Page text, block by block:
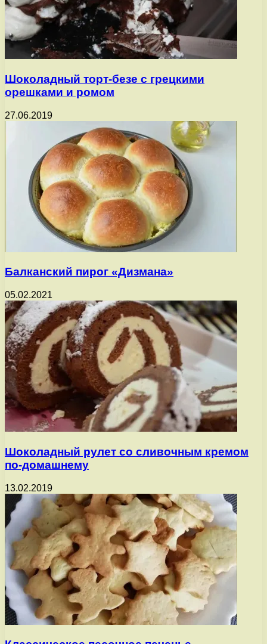
Шоколадный торт-безе с грецкими
орешками и ромом
27.06.2019
Балканский пирог «Дизмана»
05.02.2021
Шоколадный рулет со сливочным кремом
по-домашнему
13.02.2019